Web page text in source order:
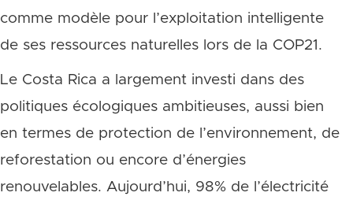
comme modèle pour l’exploitation intelligente
de ses ressources naturelles lors de la COP21.
Le Costa Rica a largement investi dans des
politiques écologiques ambitieuses, aussi bien
en termes de protection de l’environnement, de
reforestation ou encore d’énergies
renouvelables. Aujourd’hui, 98% de l’électricité